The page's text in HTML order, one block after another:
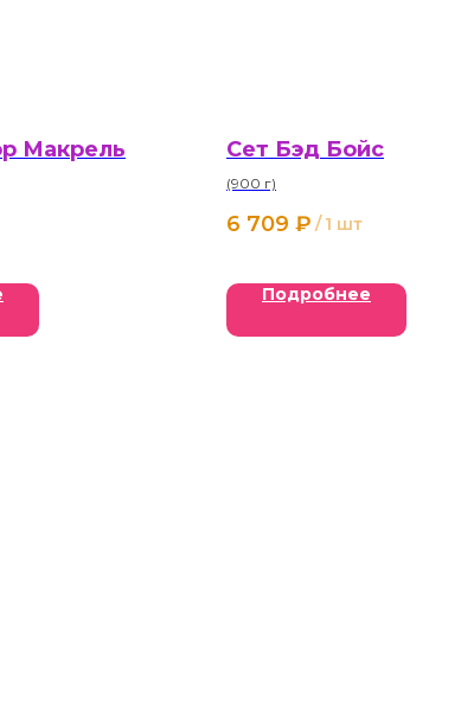
Макрель Сет Бэд Бойс
(900 г)
6 709 ₽ / 1 шт
Подробнее